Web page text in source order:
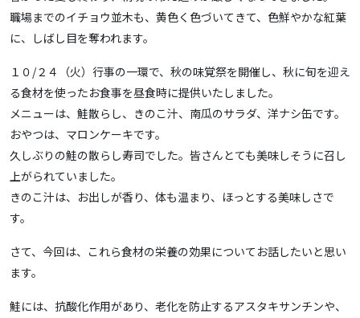
職場までのイチョウ並木も、黄色く色づいてきて、色鮮やかな紅葉
に、しばし目を奪われます。
１０/２４（火）行事の一環で、秋の味覚祭を開催し、秋に旬を迎え
る食材を使ったお食事を昼食時に提供いたしました。
メニューは、鮭散らし、きのこ汁、南瓜のサラダ、洋ナシ缶です。
おやつは、マロンケーキです。
久しぶりの鮭の散らし寿司でした。皆さんとても美味しそうに召し
上がられていました。
きのこ汁は、お出しが香り、体も温まり、ほっとする美味しさで
す。
さて、今回は、これら食材の栄養の効果についてお話したいと思い
ます。
鮭には、抗酸化作用があり、老化を防止するアスタキサンチンや、